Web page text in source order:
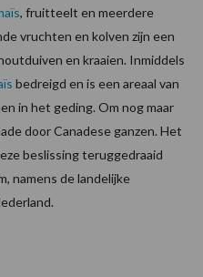
, fruitteelt en meerdere
vruchten en kolven zijn een
en kraaien. Inmiddels
bedreigd en is een areaal van
in het geding. Om nog maar
door Canadese ganzen. Het
beslissing teruggedraaid
namens de landelijke